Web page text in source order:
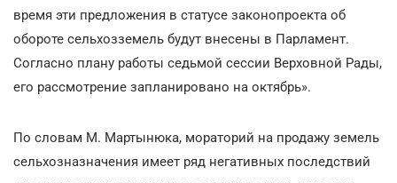
время эти предложения в статусе законопроекта об
обороте сельхозземель будут внесены в Парламент.
Согласно плану работы седьмой сессии Верховной Рады,
его рассмотрение запланировано на октябрь».
По словам М. Мартынюка, мораторий на продажу земель
сельхозназначения имеет ряд негативных последствий